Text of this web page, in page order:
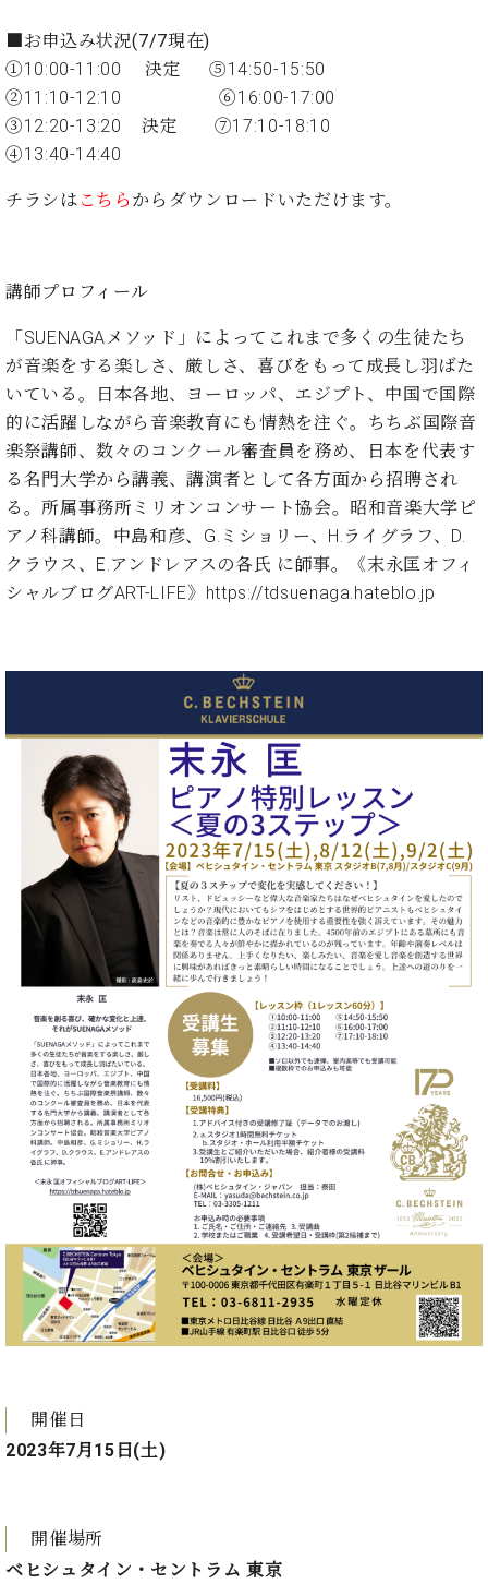
ン
ド
ピ
ア
ノ
C.
ュ
イ
ン
コ
ン
サ
ー
ト
ア
ッ
プ
イ
ア
ベ
ヒ
シ
ュ
タ
ン
レ
デ
ン
ス
ア
ッ
プ
ラ
イ
ト
ピ
ア
ノ
C.
ベ
イ
ミ
績
ホ
ー
ル・
タ
ジ
入
績
音
楽
教
室
ご
愛
用
者
の
店
主
催
イ
ン
ト
ク
ル
音
楽
教
室
ュ
タ
ン
・
セ
ト
京
店
長
ご
挨
拶
展
示
情
報
ホー
ル・
スタ
ジオ
空き
状況
動
画
収
録
ビ
ス
音
楽
教
室
ピ
ア
ノ
ン
シ
ェ
ル
ク
セ
ム東
京の
■お申込み状況(7/7現在)
①10:00-11:00 決定 ⑤14:50-15:50
②11:10-12:10 ⑥16:00-17:00
③12:20-13:20 決定 ⑦17:10-18:10
④13:40-14:40
チラシは こちら からダウンロードいただけます。
講師プロフィール
「SUENAGAメソッド」によってこれまで多くの⽣徒たち
が⾳楽をする楽しさ、厳しさ、喜びをもって成長し⽻ばた
いている。⽇本各地、ヨーロッパ、エジプト、中国で国際
的に活躍しながら音楽教育にも情熱を注ぐ。ちちぶ国際⾳
楽祭講師、数々のコンクール審査員を務め、⽇本を代表す
る名⾨⼤学から講義、講演者として各⽅⾯から招聘され
る。所属事務所ミリオンコンサート協会。昭和⾳楽⼤学ピ
アノ科講師。中島和彦、G.ミショリー、H.ライグラフ、D.
クラウス、E.アンドレアスの各⽒ に師事。《末永匡オフィ
シャルブログART-LIFE》 https://tdsuenaga.hateblo.jp
開催日
2023年7月15日(土)
開催場所
ベヒシュタイン・セントラム 東京